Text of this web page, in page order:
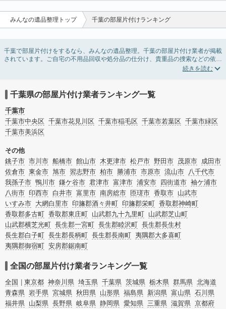
みんなの遺品整理トップ 千葉の部屋片付けランキング
千葉で部屋片付けをするなら、みんなの遺品整理。千葉の部屋片付け業者が掲載
されています。ご自宅の不用品回収や処分品の仕分け、貴重品の捜索などの依頼
ができます。千葉の部屋片付けの料金相場情報だけで業者を決められない場合
着手しようと思っていると、ついつい後回しになってしまいますが、不用品だと
思っていたものに思わぬ買取額が付いていることもあります。
ご自分で無理なくできる片付け方法やご実家の片付けノウハウもお届けしていま
すので、ぜひあわせてご覧ください。
千葉県の部屋片付け業者ランキング一覧
千葉市
千葉市中央区 千葉市花見川区 千葉市稲毛区 千葉市若葉区 千葉市緑区
千葉市美浜区
その他
銚子市 市川市 船橋市 館山市 木更津市 松戸市 野田市 茂原市 成田市
佐倉市 東金市 旭市 習志野市 柏市 勝浦市 市原市 流山市 八千代市
我孫子市 鴨川市 鎌ケ谷市 君津市 富津市 浦安市 四街道市 袖ケ浦市
八街市 印西市 白井市 富里市 南房総市 匝瑳市 香取市 山武市
いすみ市 大網白里市 印旛郡酒々井町 印旛郡栄町 香取郡神崎町
香取郡多古町 香取郡東庄町 山武郡九十九里町 山武郡芝山町
山武郡横芝光町 長生郡一宮町 長生郡睦沢町 長生郡長生村
長生郡白子町 長生郡長柄町 長生郡長南町 夷隅郡大多喜町
夷隅郡御宿町 安房郡鋸南町
全国の部屋片付け業者ランキング一覧
全国 東京都 神奈川県 埼玉県 千葉県 茨城県 栃木県 群馬県 北海道
青森県 岩手県 宮城県 秋田県 山形県 福島県 新潟県 富山県 石川県
福井県 山梨県 長野県 岐阜県 静岡県 愛知県 三重県 滋賀県 京都府